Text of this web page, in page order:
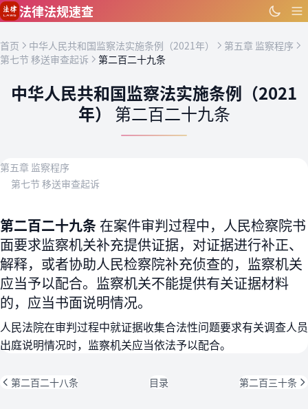
跳到主要内容
法律法规速查
首页 中华人民共和国监察法实施条例（2021年）
第五章 监察程序
第七节 移送审查起诉
第二百二十九条
中华人民共和国监察法实施条例（2021
年） 第二百二十九条
第五章 监察程序
第七节 移送审查起诉
第二百二十九条 在案件审判过程中，人民检察院书
面要求监察机关补充提供证据，对证据进行补正、
解释，或者协助人民检察院补充侦查的，监察机关
应当予以配合。监察机关不能提供有关证据材料
的，应当书面说明情况。
人民法院在审判过程中就证据收集合法性问题要求有关调查人员
出庭说明情况时，监察机关应当依法予以配合。
第二百二十八条 目录 第二百三十条